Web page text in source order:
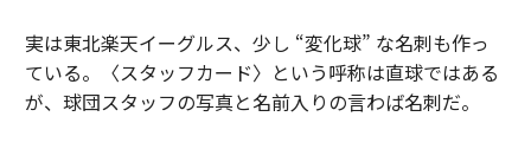
実は東北楽天イーグルス、少し “変化球” な名刺も作っ
ている。〈スタッフカード〉という呼称は直球ではある
が、球団スタッフの写真と名前入りの言わば名刺だ。